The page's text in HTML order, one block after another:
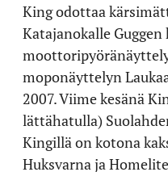
King odottaa
Katajanokalle
moponäyttelyn
2007. Viime kesänä
lättähatulla)
Kingillä on kotona
Huksvarna ja